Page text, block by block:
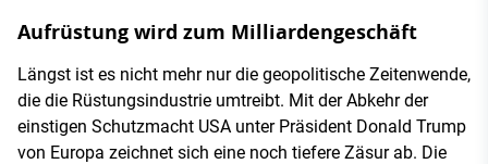
Aufrüstung wird zum Milliardengeschäft
Längst ist es nicht mehr nur die geopolitische Zeitenwende,
die die Rüstungsindustrie umtreibt. Mit der Abkehr der
einstigen Schutzmacht USA unter Präsident Donald Trump
von Europa zeichnet sich eine noch tiefere Zäsur ab. Die